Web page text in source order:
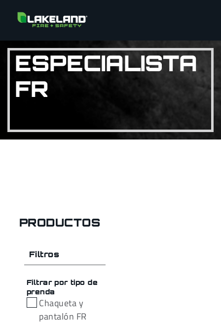
ESPECIALISTA
FR
PRODUCTOS
Filtros
Filtrar por tipo de
prenda
Chaqueta y
pantalón FR